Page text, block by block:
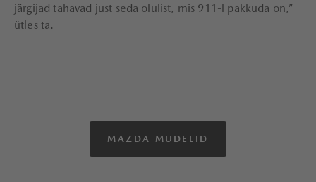
järgijad tahavad just seda olulist, mis 911-l pakkuda on,”
ütles ta.
MAZDA MUDELID